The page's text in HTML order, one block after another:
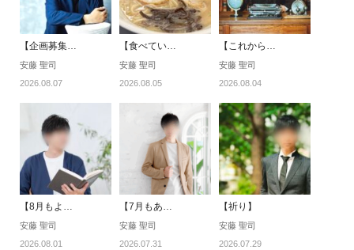
【企画募集…
安藤 聖司
2026.08.07
【食べてい…
安藤 聖司
2026.08.05
【これから…
安藤 聖司
2026.08.04
【8月もよ…
安藤 聖司
2026.08.01
【7月もあ…
安藤 聖司
2026.07.31
【祈り】
安藤 聖司
2026.07.29